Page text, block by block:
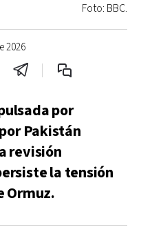
2026
Foto: BBC.
por
Pakistán
revisión
la tensión
Ormuz.